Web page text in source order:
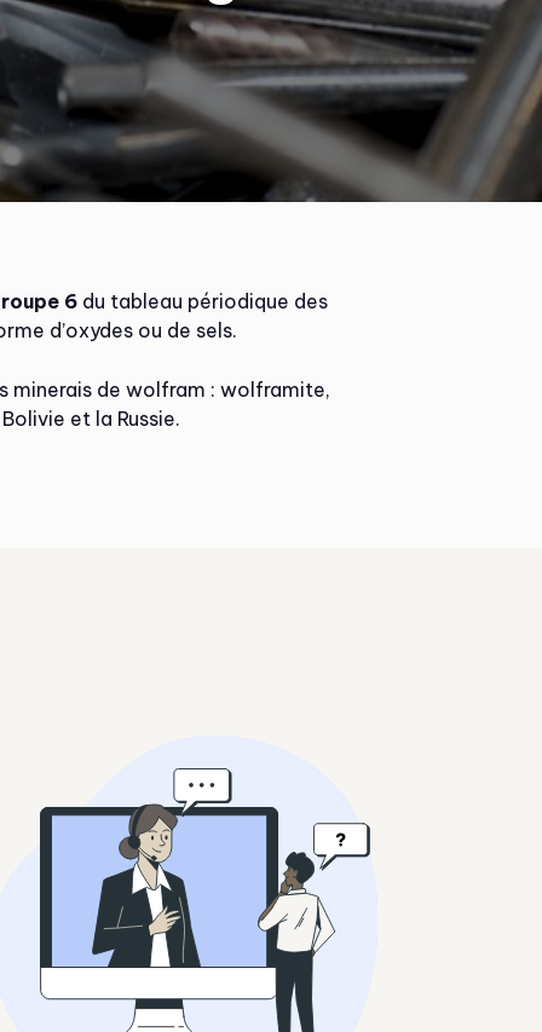
6 du tableau périodique des
d’oxydes ou de sels.
minerais de wolfram : wolframite,
et la Russie.